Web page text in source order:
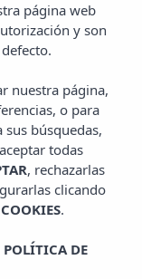
página web
y son
nuestra página,
o para
búsquedas,
todas
, rechazarlas
clicando
.
POLÍTICA DE